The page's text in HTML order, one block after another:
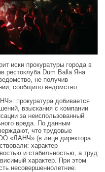
иски прокуратуры города в
рестоклуба Dum Balla Яна
не получив
сообщило ведомство.
прокуратура добивается
взыскания с компании
за неиспользованный
вреда. По данным
что трудовые
«ЛАНЧ» (в лице директора
характер
и стабильностью, а труд
характер. При этом
несовершеннолетние.